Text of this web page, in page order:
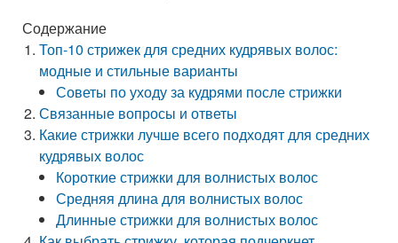
Содержание
Топ-10 стрижек для средних кудрявых волос:
модные и стильные варианты
Советы по уходу за кудрями после стрижки
Связанные вопросы и ответы
Какие стрижки лучше всего подходят для средних
кудрявых волос
Короткие стрижки для волнистых волос
Средняя длина для волнистых волос
Длинные стрижки для волнистых волос